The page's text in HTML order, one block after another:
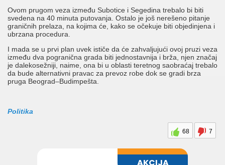
Ovom prugom veza između Subotice i Segedina trebalo bi biti
svedena na 40 minuta putovanja. Ostalo je još nerešeno pitanje
graničnih prelaza, na kojima će, kako se očekuje biti objedinjena i
ubrzana procedura.
I mada se u prvi plan uvek ističe da će zahvaljujući ovoj pruzi veza
između dva pogranična grada biti jednostavnija i brža, njen značaj
je dalekosežniji, naime, ona bi u oblasti teretnog saobraćaj trebalo
da bude alternativni pravac za prevoz robe dok se gradi brza
pruga Beograd–Budimpešta.
Politika
68 7